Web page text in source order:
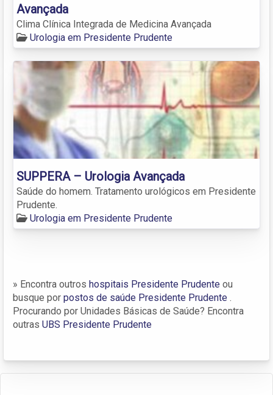
Avançada
Clima Clínica Integrada de Medicina Avançada
Urologia em Presidente Prudente
SUPPERA – Urologia Avançada
Saúde do homem. Tratamento urológicos em Presidente
Prudente.
Urologia em Presidente Prudente
» Encontra outros hospitais Presidente Prudente ou
busque por postos de saúde Presidente Prudente .
Procurando por Unidades Básicas de Saúde? Encontra
outras UBS Presidente Prudente